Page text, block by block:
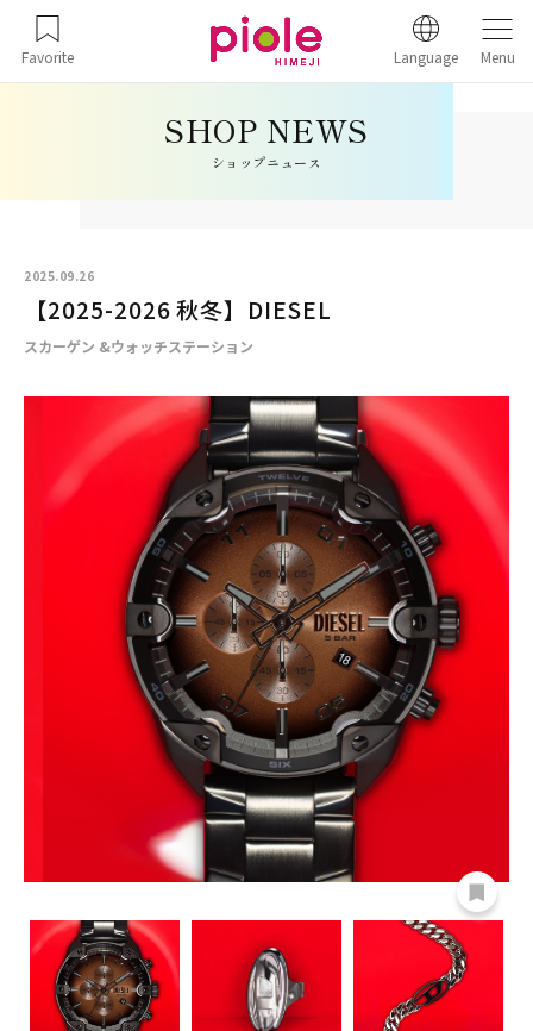
Favorite Language Menu
ショップニュース
2025.09.26
【2025-2026 秋冬】DIESEL
スカーゲン &ウォッチステーション